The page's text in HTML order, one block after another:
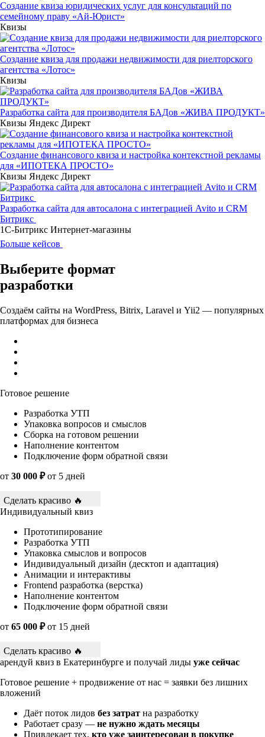
Создание квиза юридических услуг для консультаций по
семейному праву «Ай-Юрист»
Квизы
Создание квиза для продажи недвижимости для риелторского
агентства «Лотос»
Квизы
Разработка сайта для производителя БАДов «ЖИВА ПРОДУКТ»
Квизы Яндекс Директ
Создание финансового квиза и настройка контекстной рекламы
для «ИПОТЕКА ПРОСТО»
Квизы Яндекс Директ
Разработка сайта для автосалона с интеграцией Avito и CRM
Битрикс
1С-Битрикс Интернет-магазины
Больше кейсов
Выберите формат
разработки
Создаём сайты на WordPress, Bitrix, Laravel и Yii2 — популярных
платформах для бизнеса
Готовое решение
Разработка УТП
Упаковка вопросов и смыслов
Сборка на готовом решении
Наполнение контентом
Подключение форм обратной связи
от 30 000 ₽от 5 дней
Сделать красиво 🔥
Индивидуальный квиз
Прототипирование
Разработка УТП
Упаковка смыслов и вопросов
Индивидуальный дизайн (десктоп и адаптация)
Анимации и интерактивы
Frontend разработка (верстка)
Наполнение контентом
Подключение форм обратной связи
от 65 000 ₽от 15 дней
Сделать красиво 🔥
арендуй квиз в Екатеринбурге и получай лиды уже сейчас
Готовое решение + продвижение от нас = заявки без лишних
вложений
Даёт поток лидов без затрат на разработку
Работает сразу — не нужно ждать месяцы
Привлекает тех, кто уже заинтересован в покупке